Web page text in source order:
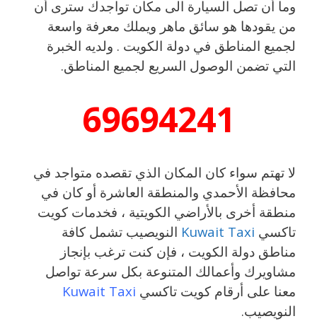
وما أن تصل السيارة الى مكان تواجدك سترى أن
من يقودها هو سائق ماهر ويملك معرفة واسعة
لجميع المناطق في دولة الكويت . ولديه الخبرة
التي تضمن الوصول السريع لجميع المناطق.
69694241
لا تهتم سواء كان المكان الذي تقصده متواجد في
محافظة الأحمدي والمنطقة العاشرة أو كان في
منطقة أخرى بالأراضي الكويتية ، فخدمات كويت
تاكسي Kuwait Taxi النويصيب تشمل كافة
مناطق دولة الكويت ، فإن كنت ترغب بإنجاز
مشاويرك وأعمالك المتنوعة بكل سرعة تواصل
معنا على أرقام كويت تاكسي Kuwait Taxi
النويصيب.